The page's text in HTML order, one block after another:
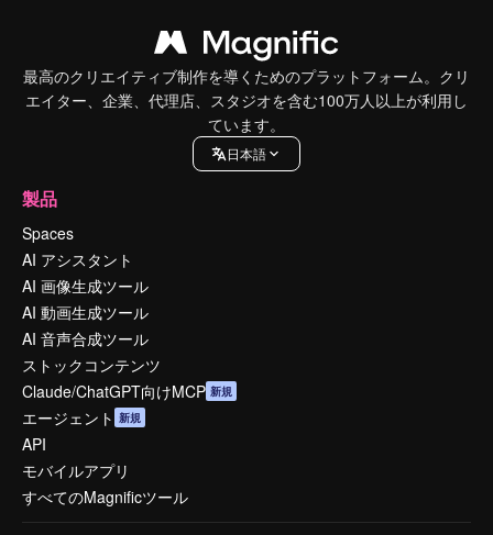
最高のクリエイティブ制作を導くためのプラットフォーム。クリ
エイター、企業、代理店、スタジオを含む100万人以上が利用し
ています。
日本語
製品
Spaces
AI アシスタント
AI 画像生成ツール
AI 動画生成ツール
AI 音声合成ツール
ストックコンテンツ
Claude/ChatGPT向けMCP 新規
エージェント 新規
API
モバイルアプリ
すべてのMagnificツール